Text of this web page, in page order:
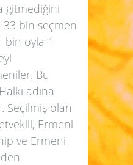
gitmediğini
33 bin seçmen
bin oyla 1
Bu
adına
Seçilmiş olan
Ermeni
ve Ermeni